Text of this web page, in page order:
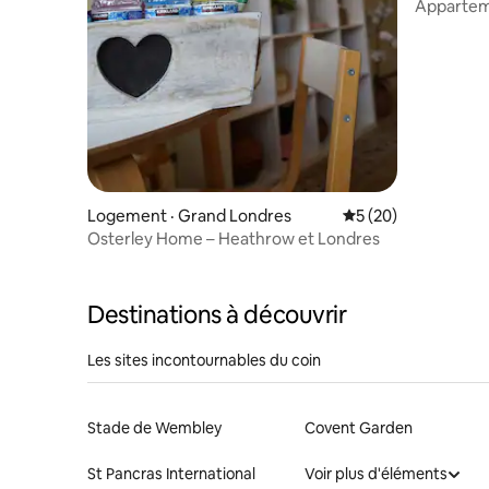
Logement · Grand Londres Note moyenne de
5 (20)
Osterley Home – Heathrow et Londres
Destinations à découvrir
Les sites incontournables du coin
Stade de Wembley Covent Garden
St Pancras International Voir plus d'éléments